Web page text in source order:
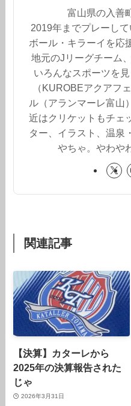
富山県の入善
2019年までプレーし
ボール・キラーイを応
地元のJリーグチーム
いろんなスポーツを
（KUROBEアクアフ
ル（アランマーレ富山
近はクリケットもチェ
ター、イラスト、温泉
やちゃ。やわや
関連記事
【決算】カターレから
2025年の決算報告された
じゃ
2026年3月31日